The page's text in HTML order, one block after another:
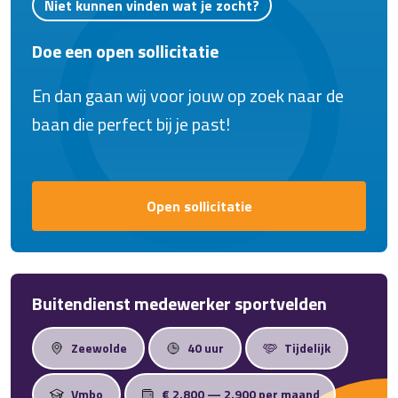
Solliciteer nu en word onderdeel van een
hecht, deskundig team waar jouw inzet
Niet kunnen vinden wat je zocht?
Doe een open sollicitatie
En dan gaan wij voor jouw op zoek naar de
baan die perfect bij je past!
Open sollicitatie
Buitendienst medewerker sportvelden
Zeewolde 40 uur Tijdelijk
Vmbo € 2.800 — 2.900 per maand